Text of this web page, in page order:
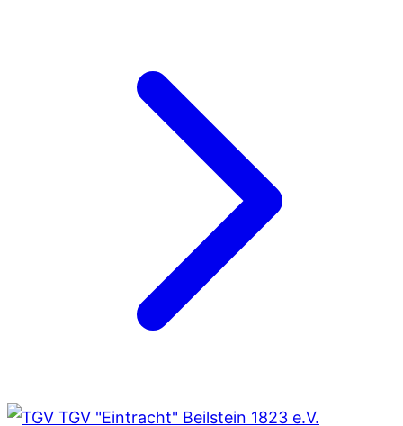
TGV "Eintracht" Beilstein 1823 e.V.